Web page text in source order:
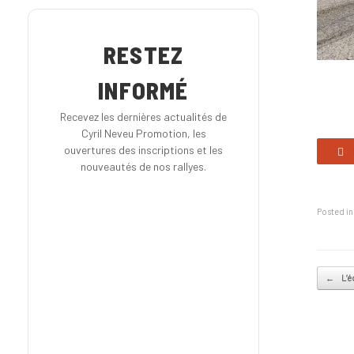
Posted in
Post
←
RESTEZ
INFORMÉ
Recevez les dernières actualités de
Cyril Neveu Promotion, les
ouvertures des inscriptions et les
nouveautés de nos rallyes.